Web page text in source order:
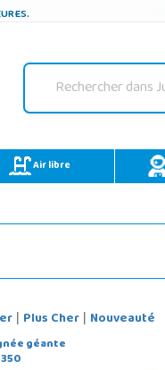
Air libre
| Plus Cher| Nouveauté